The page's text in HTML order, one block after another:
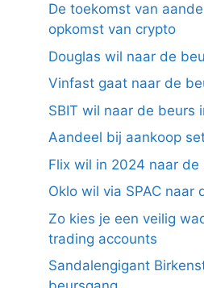
De toekomst van
opkomst van crypto
Douglas wil naar de
Vinfast gaat naar de
SBIT wil naar de beurs
Aandeel bij aankoop
Flix wil in 2024 naar de
Oklo wil via SPAC naar
Zo kies je een veilig
trading accounts
Sandalengigant